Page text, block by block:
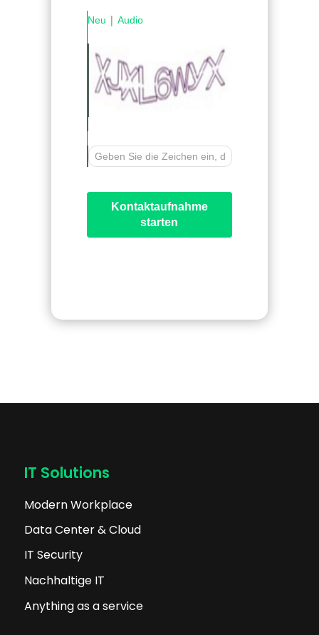
Neu | Audio
Kontaktaufnahme
starten
IT Solutions
Modern Workplace
Data Center & Cloud
IT Security
Nachhaltige IT
Anything as a service